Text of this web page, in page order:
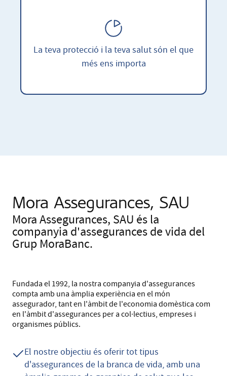
La teva protecció i la teva salut són el que
més ens importa
Mora Assegurances, SAU
Mora Assegurances, SAU és la
companyia d'assegurances de vida del
Grup MoraBanc.
Fundada el 1992, la nostra companyia d'assegurances
compta amb una àmplia experiència en el món
assegurador, tant en l'àmbit de l'economia domèstica com
en l'àmbit d'assegurances per a col·lectius, empreses i
organismes públics.
El nostre objectiu és oferir tot tipus
d'assegurances de la branca de vida, amb una